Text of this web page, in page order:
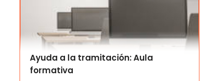
Ayuda a la tramitación: Aula
formativa